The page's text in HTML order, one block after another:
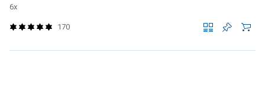
6x
170